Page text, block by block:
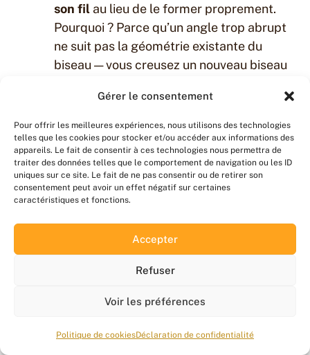
Gérer le consentement
Pour offrir les meilleures expériences, nous utilisons des technologies
telles que les cookies pour stocker et/ou accéder aux informations des
appareils. Le fait de consentir à ces technologies nous permettra de
traiter des données telles que le comportement de navigation ou les ID
uniques sur ce site. Le fait de ne pas consentir ou de retirer son
consentement peut avoir un effet négatif sur certaines
caractéristiques et fonctions.
Accepter
Refuser
Voir les préférences
Politique de cookiesDéclaration de confidentialité
son fil au lieu de le former proprement.
Pourquoi ? Parce qu’un angle trop abrupt
ne suit pas la géométrie existante du
biseau — vous creusez un nouveau biseau
marche qui casse la continuité du
tranchant.
Le conseil que je donne toujours :mieux
vaut un angle légèrement plus bas et
constant qu’un angle théoriquement
parfait mais qui varie de 5° à chaque
précision absolue. Un biseau uniforme à
18° coupe mieux qu’un biseau chaotique
oscillant entre 15° et 25°.
entraînez-vous d’abord sur un vieux